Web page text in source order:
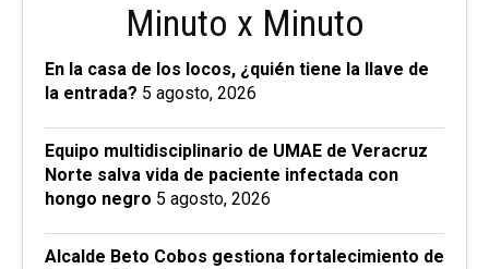
Minuto x Minuto
En la casa de los locos, ¿quién tiene la llave de
la entrada? 5 agosto, 2026
Equipo multidisciplinario de UMAE de Veracruz
Norte salva vida de paciente infectada con
hongo negro 5 agosto, 2026
Alcalde Beto Cobos gestiona fortalecimiento de